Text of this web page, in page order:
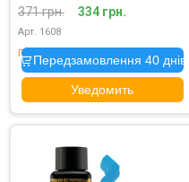
371 грн.
334 грн.
Арт. 1608
під замовлення
Передзамовлення 40 днів
Уведомить